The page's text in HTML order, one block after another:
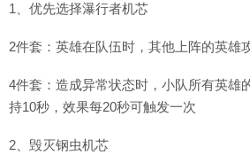
1、优先选择瀑行者机芯
2件套：英雄在队伍时，其他上阵的英雄
4件套：造成异常状态时，小队所有英雄
持10秒，效果每20秒可触发一次
2、毁灭钢虫机芯